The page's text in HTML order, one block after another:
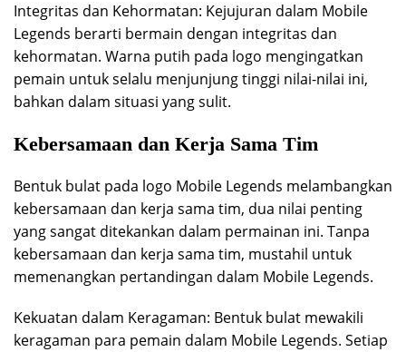
Integritas dan Kehormatan: Kejujuran dalam Mobile
Legends berarti bermain dengan integritas dan
kehormatan. Warna putih pada logo mengingatkan
pemain untuk selalu menjunjung tinggi nilai-nilai ini,
bahkan dalam situasi yang sulit.
Kebersamaan dan Kerja Sama Tim
Bentuk bulat pada logo Mobile Legends melambangkan
kebersamaan dan kerja sama tim, dua nilai penting
yang sangat ditekankan dalam permainan ini. Tanpa
kebersamaan dan kerja sama tim, mustahil untuk
memenangkan pertandingan dalam Mobile Legends.
Kekuatan dalam Keragaman: Bentuk bulat mewakili
keragaman para pemain dalam Mobile Legends. Setiap